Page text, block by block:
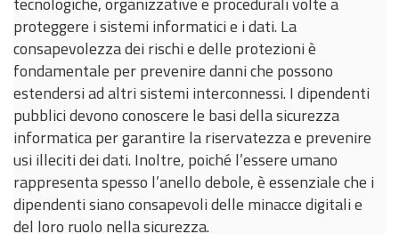
proteggere i sistemi informatici e i dati. La
consapevolezza dei rischi e delle protezioni è
fondamentale per prevenire danni che possono
estendersi ad altri sistemi interconnessi. I dipendenti
pubblici devono conoscere le basi della sicurezza
informatica per garantire la riservatezza e prevenire
usi illeciti dei dati. Inoltre, poiché l’essere umano
rappresenta spesso l’anello debole, è essenziale che i
dipendenti siano consapevoli delle minacce digitali e
del loro ruolo nella sicurezza.